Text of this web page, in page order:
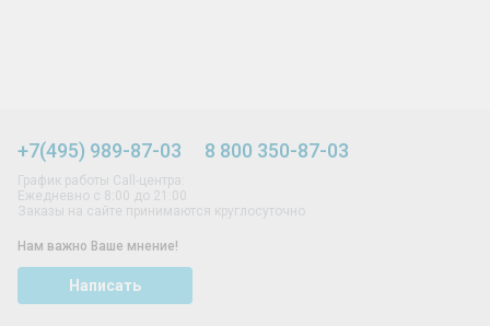
+7(495) 989-87-03 8 800 350-87-03
График работы Call-центра:
Ежедневно с 8:00 до 21:00
Заказы на сайте принимаются круглосуточно
Нам важно Ваше мнение!
Написать